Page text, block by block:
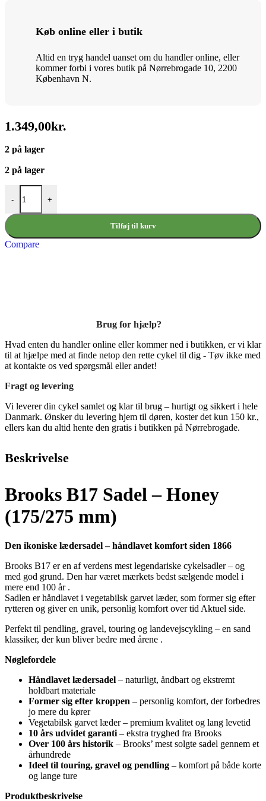
Køb online eller i butik
Altid en tryg handel uanset om du handler online, eller
kommer forbi i vores butik på Nørrebrogade 10, 2200
København N.
1.349,00kr.
2 på lager
2 på lager
-
Brooks B17 Herre antal
+
Tilføj til kurv
Compare
Brug for hjælp?
Hvad enten du handler online eller kommer ned i butikken, er vi klar
til at hjælpe med at finde netop den rette cykel til dig - Tøv ikke med
at kontakte os ved spørgsmål eller andet!
Fragt og levering
Vi leverer din cykel samlet og klar til brug – hurtigt og sikkert i hele
Danmark. Ønsker du levering hjem til døren, koster det kun 150 kr.,
ellers kan du altid hente den gratis i butikken på Nørrebrogade.
Beskrivelse
Brooks B17 Sadel – Honey
(175/275 mm)
Den ikoniske lædersadel – håndlavet komfort siden 1866
Brooks B17 er en af verdens mest legendariske cykelsadler – og
med god grund. Den har været mærkets bedst sælgende model i
mere end 100 år .
Sadlen er håndlavet i vegetabilsk garvet læder, som former sig efter
rytteren og giver en unik, personlig komfort over tid Aktuel side.
Perfekt til pendling, gravel, touring og landevejscykling – en sand
klassiker, der kun bliver bedre med årene .
Nøglefordele
Håndlavet lædersadel – naturligt, åndbart og ekstremt
holdbart materiale
Former sig efter kroppen – personlig komfort, der forbedres
jo mere du kører
Vegetabilsk garvet læder – premium kvalitet og lang levetid
10 års udvidet garanti – ekstra tryghed fra Brooks
Over 100 års historik – Brooks’ mest solgte sadel gennem et
århundrede
Ideel til touring, gravel og pendling – komfort på både korte
og lange ture
Produktbeskrivelse